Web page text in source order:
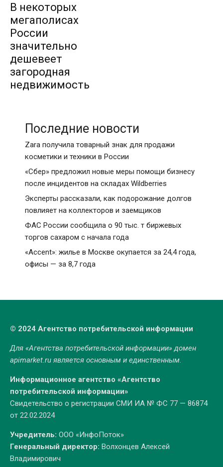
В некоторых
мегаполисах
России
значительно
дешевеет
загородная
недвижимость
Последние новости
Zara получила товарный знак для продажи
косметики и техники в России
«Сбер» предложил новые меры помощи бизнесу
после инцидентов на складах Wildberries
Эксперты рассказали, как подорожание долгов
повлияет на коллекторов и заемщиков
ФАС России сообщила о 90 тыс. т биржевых
торгов сахаром с начала года
«Accent»: жилье в Москве окупается за 24,4 года,
офисы — за 8,7 года
© 2024 Агентство потребительской информации
Для «Агентства потребительской информации» домен
apimarket.ruявляется основным и единственным.
Информационное агентство «Агентство
потребительской информации»
Свидетельство о регистрации СМИ ИА № ФС 77 — 86874
от 22.02.2024
Учредитель: ООО «ИнфоПоток»
Генеральный директор: Волхонцев Алексей
Владимирович